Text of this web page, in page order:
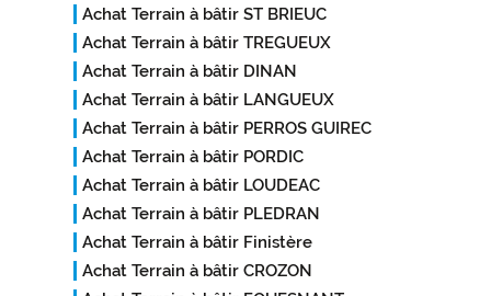
Achat Terrain à bâtir ST BRIEUC
Achat Terrain à bâtir TREGUEUX
Achat Terrain à bâtir DINAN
Achat Terrain à bâtir LANGUEUX
Achat Terrain à bâtir PERROS GUIREC
Achat Terrain à bâtir PORDIC
Achat Terrain à bâtir LOUDEAC
Achat Terrain à bâtir PLEDRAN
Achat Terrain à bâtir Finistère
Achat Terrain à bâtir CROZON